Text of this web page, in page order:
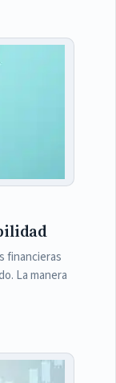
financieras
La manera